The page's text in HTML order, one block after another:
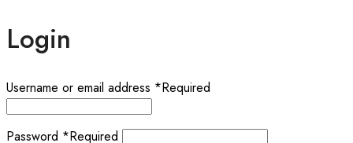
Login
Username or email address *Required
Password *Required